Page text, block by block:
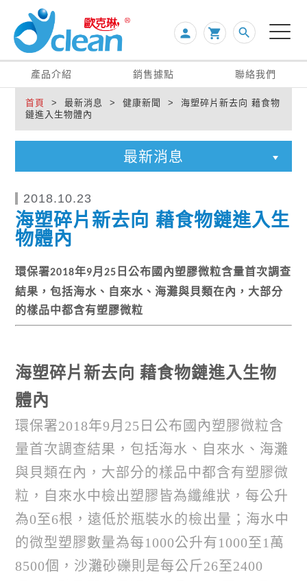
person  search
產品介紹 銷售據點 聯絡我們
首頁
> 最新消息 > 健康新聞 > 海塑碎片新去向 藉食物
鏈進入生物體內
最新消息
2018.10.23
海塑碎片新去向 藉食物鏈進入生
物體內
環保署2018年9月25 日公布國內塑膠微粒含量首次調查
結果，包括海水、自來水、海灘與貝類在內，大部分
的樣品中都含有塑膠微粒
海塑碎片新去向 藉食物鏈進入生物
體內
環保署2018年9月25日公布國內塑膠微粒含
量首次調查結果，包括海水、自來水、海灘
與貝類在內，大部分的樣品中都含有塑膠微
粒，自來水中檢出塑膠皆為纖維狀，每公升
為0至6根，遠低於瓶裝水的檢出量；海水中
的微型塑膠數量為每1000公升有1000至1萬
8500個，沙灘砂礫則是每公斤26至2400